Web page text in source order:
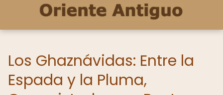
Los Ghaznávidas: Entre la
Espada y la Pluma,